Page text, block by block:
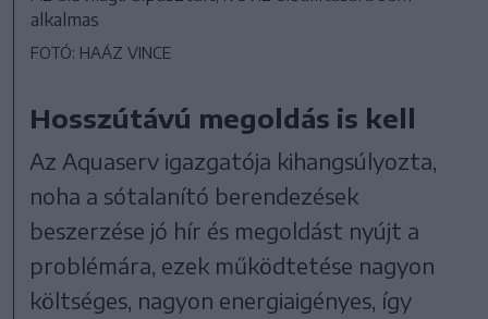
alkalmas
FOTÓ: HAÁZ VINCE
Hosszútávú megoldás is kell
Az Aquaserv igazgatója kihangsúlyozta,
noha a sótalanító berendezések
beszerzése jó hír és megoldást nyújt a
problémára, ezek működtetése nagyon
költséges, nagyon energiaigényes, így